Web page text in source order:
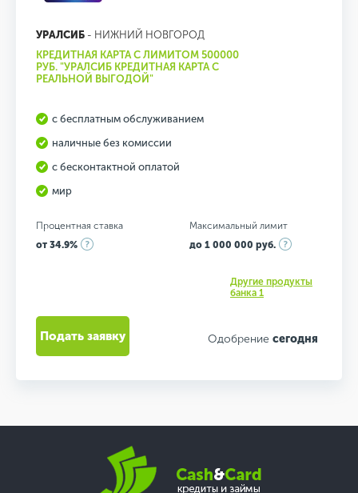
УРАЛСИБ - НИЖНИЙ НОВГОРОД
КРЕДИТНАЯ КАРТА С ЛИМИТОМ 500000
РУБ. "УРАЛСИБ КРЕДИТНАЯ КАРТА С
РЕАЛЬНОЙ ВЫГОДОЙ"
с бесплатным обслуживанием
наличные без комиссии
с бесконтактной оплатой
мир
Процентная ставка
от 34.9%
Максимальный лимит
до 1 000 000 руб.
Другие продукты
банка 1
Одобрение сегодня
Подать заявку